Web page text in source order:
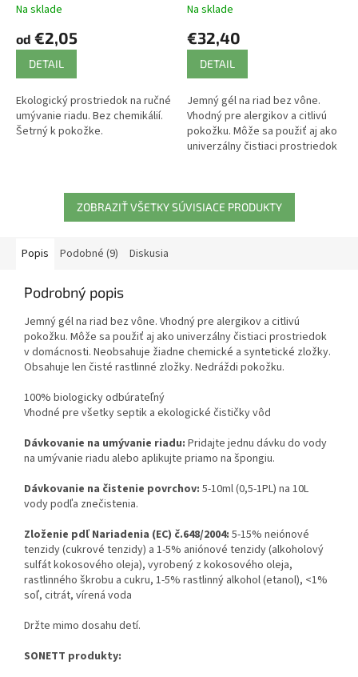
Na sklade
od €2,05
DETAIL
Ekologický prostriedok na ručné
umývanie riadu. Bez chemikálií.
Šetrný k pokožke.
Na sklade
€32,40
DETAIL
Jemný gél na riad bez vône.
Vhodný pre alergikov a citlivú
pokožku. Môže sa použiť aj ako
univerzálny čistiaci prostriedok
ZOBRAZIŤ VŠETKY SÚVISIACE PRODUKTY
Popis Podobné (9) Diskusia
Podrobný popis
Jemný gél na riad bez vône. Vhodný pre alergikov a citlivú
pokožku. Môže sa použiť aj ako univerzálny čistiaci prostriedok
v domácnosti. Neobsahuje žiadne chemické a syntetické zložky.
Obsahuje len čisté rastlinné zložky. Nedráždi pokožku.
100% biologicky odbúrateľný
Vhodné pre všetky septik a ekologické čističky vôd
Dávkovanie na umývanie riadu: Pridajte jednu dávku do vody
na umývanie riadu alebo aplikujte priamo na špongiu.
Dávkovanie na čistenie povrchov: 5-10ml (0,5-1PL) na 10L
vody podľa znečistenia.
Zloženie pdľ Nariadenia (EC) č.648/2004: 5-15% neiónové
tenzidy (cukrové tenzidy) a 1-5% aniónové tenzidy (alkoholový
sulfát kokosového oleja), vyrobený z kokosového oleja,
rastlinného škrobu a cukru, 1-5% rastlinný alkohol (etanol), <1%
soľ, citrát, vírená voda
Držte mimo dosahu detí.
SONETT produkty: